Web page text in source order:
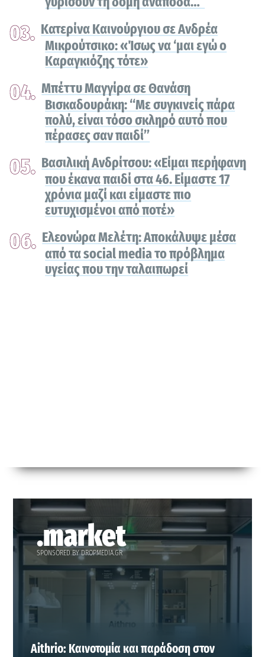
Κατερίνα Καινούργιου σε Ανδρέα
Μικρούτσικο: «Ίσως να ‘μαι εγώ ο
Καραγκιόζης τότε»
Μπέττυ Μαγγίρα σε Θανάση
Βισκαδουράκη: “Με συγκινείς πάρα
πολύ, είναι τόσο σκληρό αυτό που
πέρασες σαν παιδί”
Βασιλική Ανδρίτσου: «Είμαι περήφανη
που έκανα παιδί στα 46. Είμαστε 17
χρόνια μαζί και είμαστε πιο
ευτυχισμένοι από ποτέ»
Ελεονώρα Μελέτη: Αποκάλυψε μέσα
από τα social media το πρόβλημα
υγείας που την ταλαιπωρεί
.market
SPONSORED BY DROPMEDIA.GR
Aithrio: Καινοτομία και παράδοση στον